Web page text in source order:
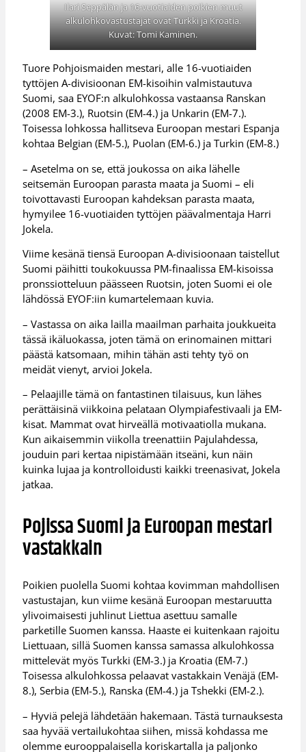
Ilari Seppälän ja 16-vuotiaiden poikien muut
alkulohkovastustajat ovat Turkki ja Kroatia.
Kuvat: Tomi Kaminen.
Tuore Pohjoismaiden mestari, alle 16-vuotiaiden
tyttöjen A-divisioonan EM-kisoihin valmistautuva
Suomi, saa EYOF:n alkulohkossa vastaansa Ranskan
(2008 EM-3.), Ruotsin (EM-4.) ja Unkarin (EM-7.).
Toisessa lohkossa hallitseva Euroopan mestari Espanja
kohtaa Belgian (EM-5.), Puolan (EM-6.) ja Turkin (EM-8.)
– Asetelma on se, että joukossa on aika lähelle
seitsemän Euroopan parasta maata ja Suomi – eli
toivottavasti Euroopan kahdeksan parasta maata,
hymyilee 16-vuotiaiden tyttöjen päävalmentaja Harri
Jokela.
Viime kesänä tiensä Euroopan A-divisioonaan taistellut
Suomi päihitti toukokuussa PM-finaalissa EM-kisoissa
pronssiotteluun päässeen Ruotsin, joten Suomi ei ole
lähdössä EYOF:iin kumartelemaan kuvia.
– Vastassa on aika lailla maailman parhaita joukkueita
tässä ikäluokassa, joten tämä on erinomainen mittari
päästä katsomaan, mihin tähän asti tehty työ on
meidät vienyt, arvioi Jokela.
– Pelaajille tämä on fantastinen tilaisuus, kun lähes
perättäisinä viikkoina pelataan Olympiafestivaali ja EM-
kisat. Mammat ovat hirveällä motivaatiolla mukana.
Kun aikaisemmin viikolla treenattiin Pajulahdessa,
jouduin pari kertaa nipistämään itseäni, kun näin
kuinka lujaa ja kontrolloidusti kaikki treenasivat, Jokela
jatkaa.
Pojissa Suomi ja Euroopan mestari
vastakkain
Poikien puolella Suomi kohtaa kovimman mahdollisen
vastustajan, kun viime kesänä Euroopan mestaruutta
ylivoimaisesti juhlinut Liettua asettuu samalle
parketille Suomen kanssa. Haaste ei kuitenkaan rajoitu
Liettuaan, sillä Suomen kanssa samassa alkulohkossa
mittelevät myös Turkki (EM-3.) ja Kroatia (EM-7.)
Toisessa alkulohkossa pelaavat vastakkain Venäjä (EM-
8.), Serbia (EM-5.), Ranska (EM-4.) ja Tshekki (EM-2.).
– Hyviä pelejä lähdetään hakemaan. Tästä turnauksesta
saa hyvää vertailukohtaa siihen, missä kohdassa me
olemme eurooppalaisella koriskartalla ja paljonko